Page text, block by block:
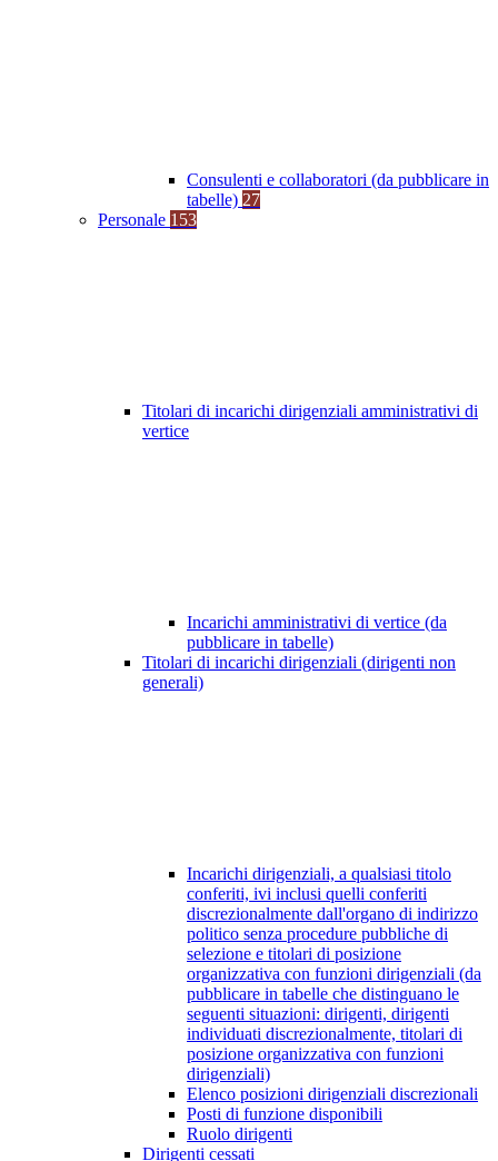
Consulenti e collaboratori (da pubblicare in
tabelle) 27
Personale 153
Titolari di incarichi dirigenziali amministrativi di
vertice
Incarichi amministrativi di vertice (da
pubblicare in tabelle)
Titolari di incarichi dirigenziali (dirigenti non
generali)
Incarichi dirigenziali, a qualsiasi titolo
conferiti, ivi inclusi quelli conferiti
discrezionalmente dall'organo di indirizzo
politico senza procedure pubbliche di
selezione e titolari di posizione
organizzativa con funzioni dirigenziali (da
pubblicare in tabelle che distinguano le
seguenti situazioni: dirigenti, dirigenti
individuati discrezionalmente, titolari di
posizione organizzativa con funzioni
dirigenziali)
Elenco posizioni dirigenziali discrezionali
Posti di funzione disponibili
Ruolo dirigenti
Dirigenti cessati